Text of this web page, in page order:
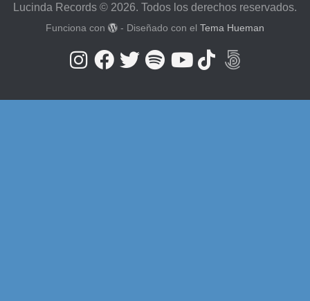
Lucinda Records © 2026. Todos los derechos reservados.
Funciona con - Diseñado con el Tema Hueman